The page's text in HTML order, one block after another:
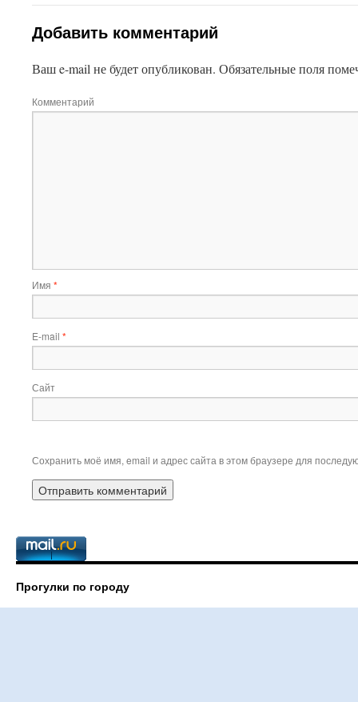
Добавить комментарий
Ваш e-mail не будет опубликован. Обязательные поля
Комментарий
Имя *
E-mail *
Сайт
Сохранить моё имя, email и адрес сайта в этом браузере для
Прогулки по городу